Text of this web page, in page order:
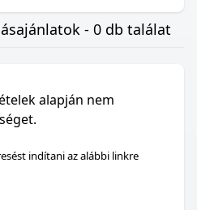
- 0 db találat
alapján nem
indítani az alábbi linkre